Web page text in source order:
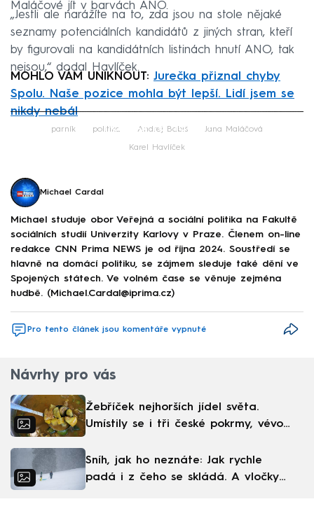
Maláčové jít v barvách ANO.
„Jestli ale narážíte na to, zda jsou na stole nějaké
seznamy potenciálních kandidátů z jiných stran, kteří
by figurovali na kandidátních listinách hnutí ANO, tak
nejsou,“ dodal Havlíček.
MOHLO VÁM UNIKNOUT: Jurečka přiznal chyby
Spolu. Naše pozice mohla být lepší. Lidí jsem se
nikdy nebál
Failed to fetch
parník politika Andrej Babiš Jana Maláčová
Karel Havlíček
Michael Cardal
Michael studuje obor Veřejná a sociální politika na Fakultě
sociálních studií Univerzity Karlovy v Praze. Členem on-line
redakce CNN Prima NEWS je od října 2024. Soustředí se
hlavně na domácí politiku, se zájmem sleduje také dění ve
Spojených státech. Ve volném čase se věnuje zejména
hudbě. (Michael.Cardal@iprima.cz)
Pro tento článek jsou komentáře vypnuté
Návrhy pro vás
Žebříček nejhorších jídel světa.
Umístily se i tři české pokrmy, vévodí
Sníh, jak ho neznáte: Jak rychle
padá i z čeho se skládá. A vločky